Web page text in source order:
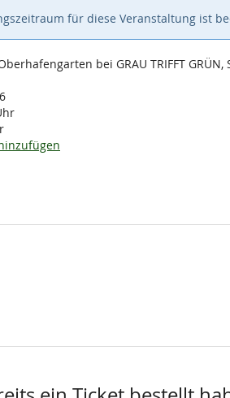
für diese Veranstaltung ist
bei GRAU TRIFFT